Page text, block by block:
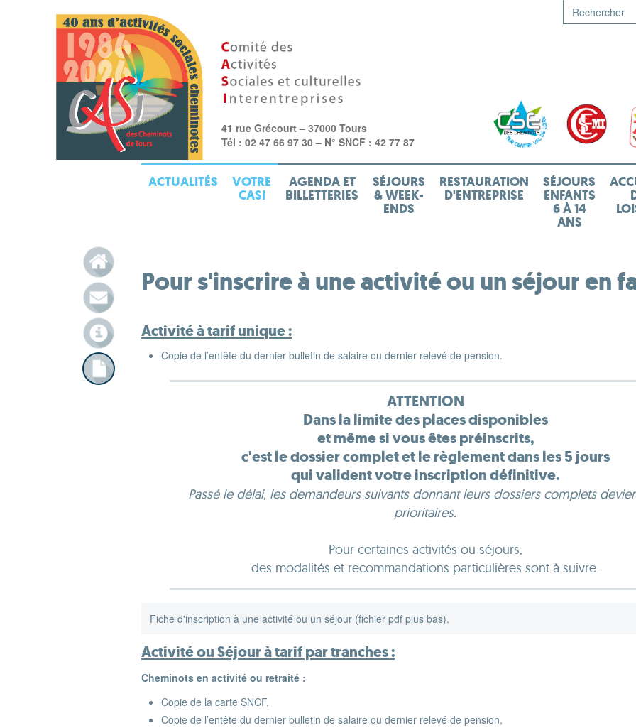
41 rue Grécourt – 37000 Tours
Tél : 02 47 66 97 30 – N° SNCF : 42 77 87
ACTUALITÉS VOTRE
CASI
AGENDA ET
BILLETTERIES
SÉJOURS
& WEEK-
ENDS
RESTAURATION
D'ENTREPRISE
SÉJOURS
ENFANTS
6 À 14
ANS
Pour s'inscrire à une activité ou un séjour en
Activité à tarif unique :
Copie de l’entête du dernier bulletin de salaire ou dernier relevé de pension.
ATTENTION
Dans la limite des places disponibles
et même si vous êtes préinscrits,
c'est le dossier complet et le règlement dans les 5 jours
qui valident votre inscription définitive.
Passé le délai, les demandeurs suivants donnant leurs dossiers complets
prioritaires.
Pour certaines activités ou séjours,
des modalités et recommandations particulières sont à suivre.
Fiche d'inscription à une activité ou un séjour (fichier pdf plus bas).
Activité ou Séjour à tarif par tranches :
Cheminots en activité ou retraité :
Copie de la carte SNCF,
Copie de l’entête du dernier bulletin de salaire ou dernier relevé de pension,